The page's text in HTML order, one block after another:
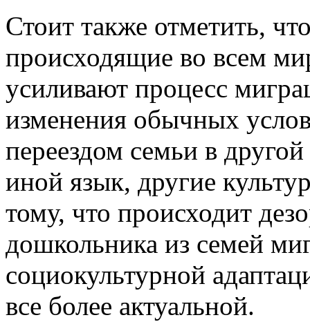
Стоит также отметить,
происходящие во всем
усиливают процесс
изменения обычных
переездом семьи в
иной язык, другие
тому, что происходит
дошкольника из семей
социокультурной
все более актуальной.